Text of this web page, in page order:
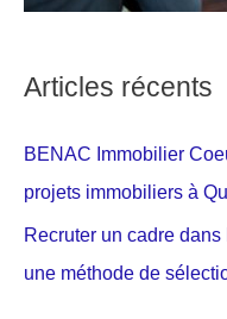
Articles récents
BENAC Immobilier
projets immobiliers à
Recruter un cadre
une méthode de